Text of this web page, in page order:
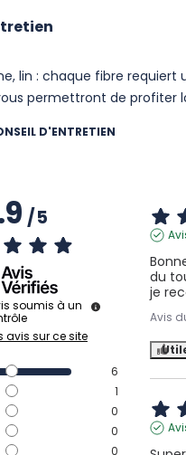
lin : chaque fibre
permettront de profiter
D'ENTRETIEN
/5
soumis à un
avis sur ce site
6
1
0
0
0
du
je
Avis